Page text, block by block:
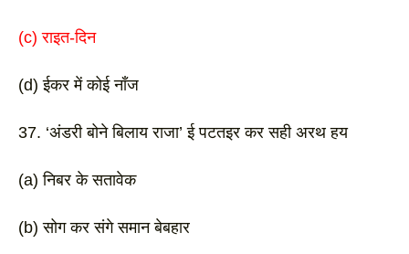
(c) राइत-दिन
(d) ईकर में कोई नाँज
37. ‘अंडरी बोने बिलाय राजा’ ई पटतइर कर सही अरथ हय
(a) निबर के सतावेक
(b) सोग कर संगे समान बेबहार